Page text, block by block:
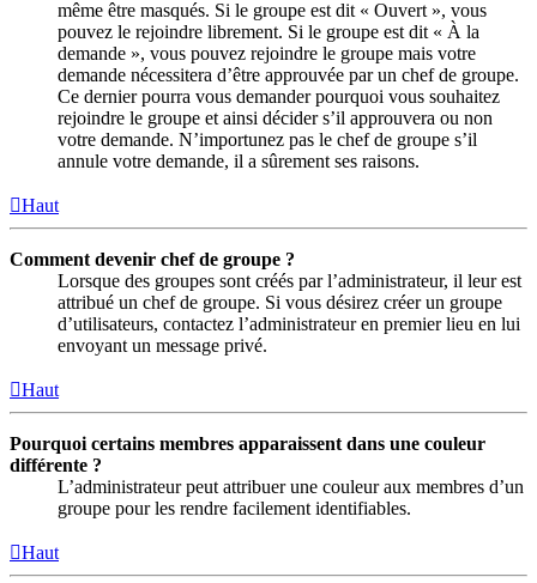
même être masqués. Si le groupe est dit « Ouvert », vous
pouvez le rejoindre librement. Si le groupe est dit « À la
demande », vous pouvez rejoindre le groupe mais votre
demande nécessitera d’être approuvée par un chef de groupe.
Ce dernier pourra vous demander pourquoi vous souhaitez
rejoindre le groupe et ainsi décider s’il approuvera ou non
votre demande. N’importunez pas le chef de groupe s’il
annule votre demande, il a sûrement ses raisons.
Haut
Comment devenir chef de groupe ?
Lorsque des groupes sont créés par l’administrateur, il leur est
attribué un chef de groupe. Si vous désirez créer un groupe
d’utilisateurs, contactez l’administrateur en premier lieu en lui
envoyant un message privé.
Haut
Pourquoi certains membres apparaissent dans une couleur
différente ?
L’administrateur peut attribuer une couleur aux membres d’un
groupe pour les rendre facilement identifiables.
Haut